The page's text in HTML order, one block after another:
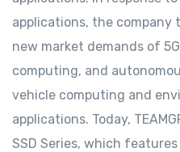
applications, the company
new market demands of
computing, and
vehicle computing and
applications. Today,
SSD Series, which